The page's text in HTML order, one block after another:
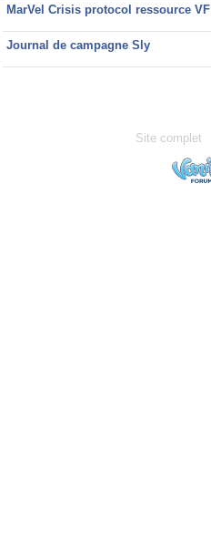
MarVel Crisis protocol ressource VF
Journal de campagne Sly
Site complet